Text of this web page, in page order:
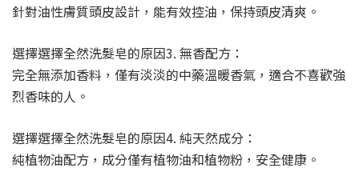
針對油性膚質頭皮設計，能有效控油，保持頭皮清爽。
選擇選擇全然洗髮皂的原因3. 無香配方：
完全無添加香料，僅有淡淡的中藥溫暖香氣，適合不喜歡強
烈香味的人。
選擇選擇全然洗髮皂的原因4. 純天然成分：
純植物油配方，成分僅有植物油和植物粉，安全健康。